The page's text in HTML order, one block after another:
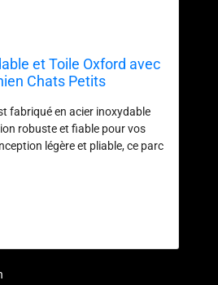
et Toile Oxford avec
Chats Petits
fabriqué en acier inoxydable
robuste et fiable pour vos
légère et pliable, ce parc
assure le confort de votre
sa sécurité, idéal pour les
: La toile Oxford est
pratique pour les propriétaires
absorbant lavable, parfait